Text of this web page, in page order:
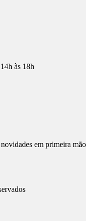
às 18h
novidades em primeira